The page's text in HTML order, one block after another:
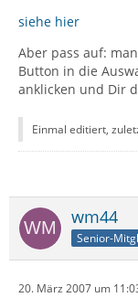
siehe hier
Aber pass auf:
Button in die
anklicken und Dir
Einmal editiert,
wm44
Senior-
20. März 2007 um